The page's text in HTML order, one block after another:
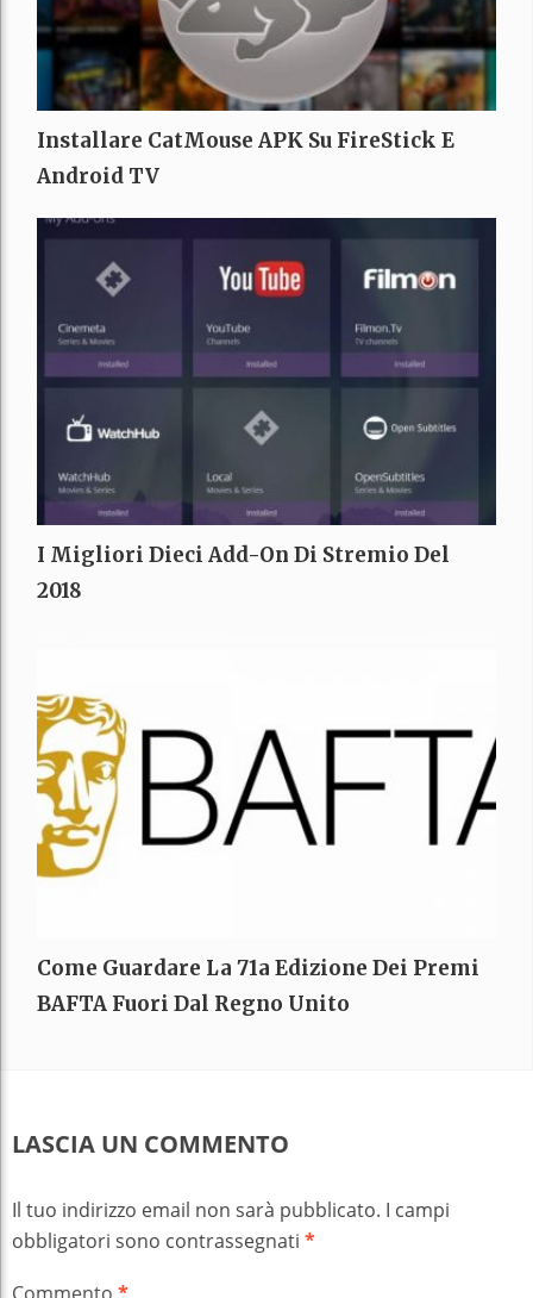
Installare CatMouse APK Su FireStick E
Android TV
I Migliori Dieci Add-On Di Stremio Del
2018
Come Guardare La 71a Edizione Dei Premi
BAFTA Fuori Dal Regno Unito
LASCIA UN COMMENTO
Il tuo indirizzo email non sarà pubblicato. I campi
obbligatori sono contrassegnati *